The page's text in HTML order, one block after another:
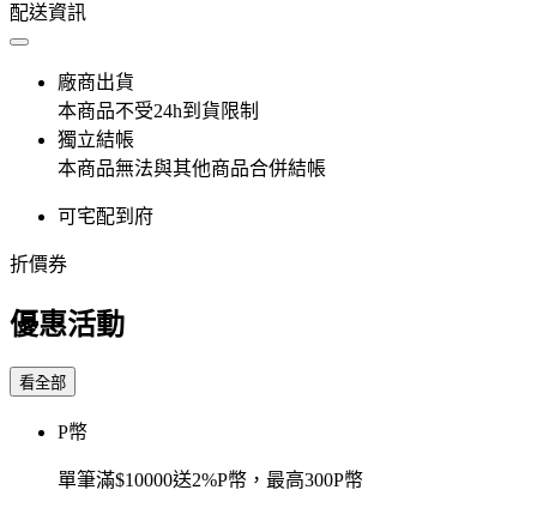
配送資訊
廠商出貨
本商品不受24h到貨限制
獨立結帳
本商品無法與其他商品合併結帳
可宅配到府
折價券
優惠活動
看全部
P幣
單筆滿$10000送2%P幣，最高300P幣